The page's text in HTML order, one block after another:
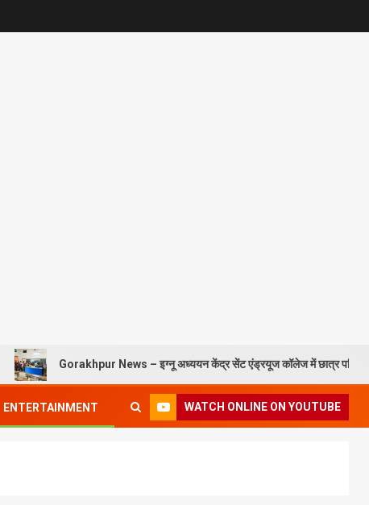
Gorakhpur News – इग्नू अध्ययन केंद्र सेंट एंड्रयूज कॉलेज में छात्र परिचय कार्यक्रम
ENTERTAINMENT WATCH ONLINE ON YOUTUBE